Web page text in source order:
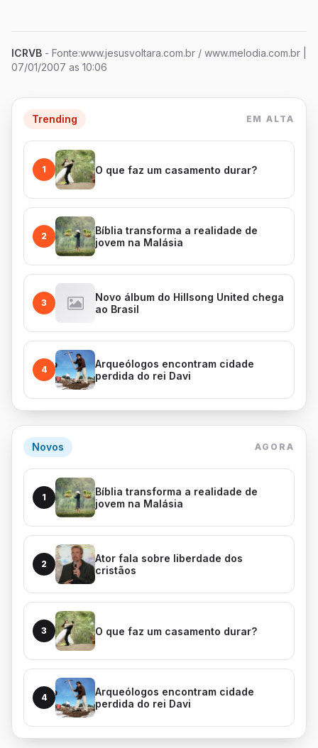
ICRVB - Fonte:www.jesusvoltara.com.br / www.melodia.com.br
07/01/2007 as 10:06
Trending EM ALTA
1 O que faz um casamento durar?
2
Bíblia transforma a realidade de
jovem na Malásia
3
Novo álbum do Hillsong United chega
ao Brasil
4
Arqueólogos encontram cidade
perdida do rei Davi
Novos AGORA
1
Bíblia transforma a realidade de
jovem na Malásia
2
Ator fala sobre liberdade dos
cristãos
3 O que faz um casamento durar?
4
Arqueólogos encontram cidade
perdida do rei Davi